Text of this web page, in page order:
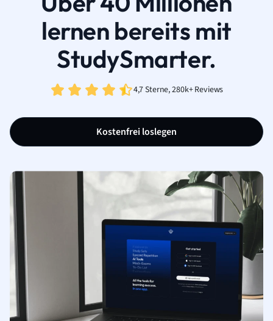
lernen bereits mit
StudySmarter.
4,7 Sterne, 280k+ Reviews
Kostenfrei loslegen